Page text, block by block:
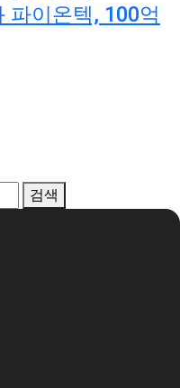
파이온텍, 100억
검색